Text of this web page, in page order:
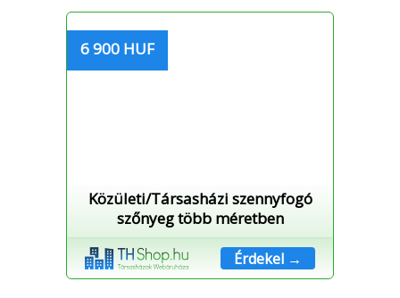
6 900 HUF
Közületi/Társasházi szennyfogó
szőnyeg több méretben
Érdekel →